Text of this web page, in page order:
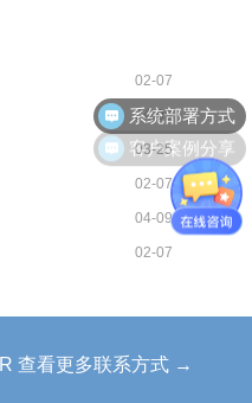
02-07
04-09
03-25
02-07
04-09
02-07
查看更多联系方式 →
系统部署方式
客户案例分享